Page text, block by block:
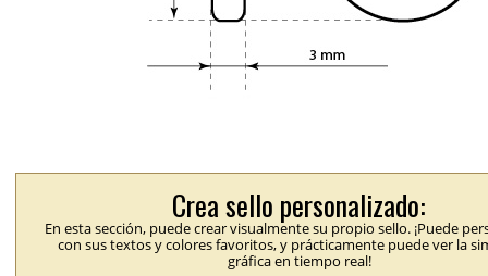
Crea sello personalizado:
En esta sección, puede crear visualmente su propio sello. ¡Puede
con sus textos y colores favoritos, y prácticamente puede ver la
gráfica en tiempo real!